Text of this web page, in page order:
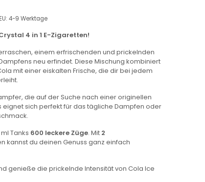
4-9 Werktage
4 in 1 E-Zigaretten!
einem erfrischenden und prickelnden
neu erfindet. Diese Mischung kombiniert
mit einer eiskalten Frische, die dir bei jedem
die auf der Suche nach einer originellen
eignet sich perfekt für das tägliche Dampfen oder
Tanks 600 leckere Züge. Mit 2
kannst du deinen Genuss ganz einfach
genieße die prickelnde Intensität von Cola Ice